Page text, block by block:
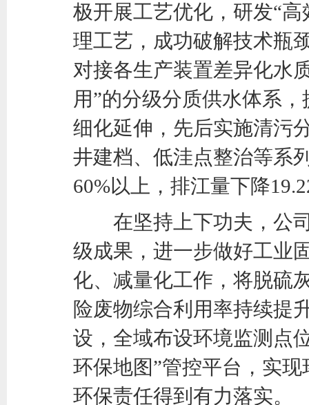
极开展工艺优化，研发“
理工艺，成功破解技术瓶
对接各生产装置差异化水
用”的分级分质供水体系
细化延伸，先后实施清污
井建档、低洼点整治等系
60%以上，排江量下降
在坚持上下功夫，公司
级成果，进一步做好工业
化、减量化工作，将脱硫
险废物综合利用率持续提
设，全域布设环境监测点
环保地图”管控平台，实
环保责任得到有力落